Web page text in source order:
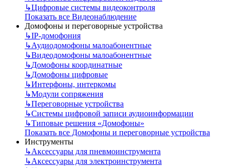
↳Цифровые системы видеоконтроля
Показать все Видеонаблюдение
Домофоны и переговорные устройства
↳IP-домофония
↳Аудиодомофоны малоабонентные
↳Видеодомофоны малоабонентные
↳Домофоны координатные
↳Домофоны цифровые
↳Интерфоны, интеркомы
↳Модули сопряжения
↳Переговорные устройства
↳Системы цифровой записи аудиоинформации
↳Типовые решения «Домофоны»
Показать все Домофоны и переговорные устройства
Инструменты
↳Аксессуары для пневмоинструмента
↳Аксессуары для электроинструмента